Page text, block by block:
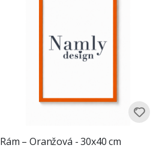
Rám – Oranžová - 30x40 cm